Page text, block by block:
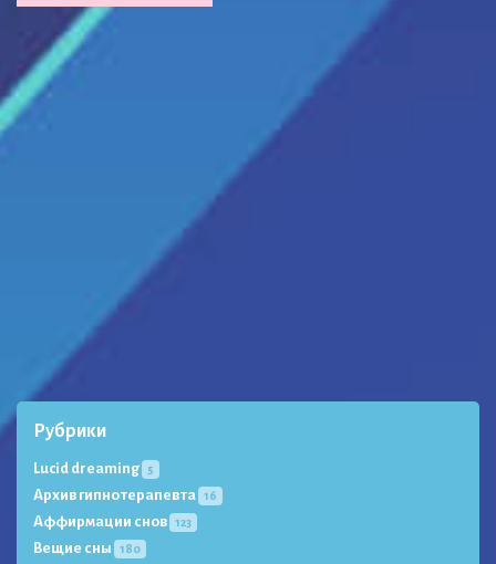
Рубрики
Lucid dreaming 5
Архив гипнотерапевта 16
Аффирмации снов 123
Вещие сны 180